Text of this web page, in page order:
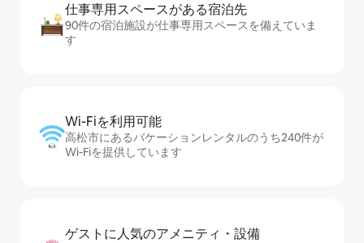
仕事専用ス⁠ペ⁠ー⁠スがあ⁠る宿⁠泊⁠先
90件の宿泊施設が仕事専用スペースを備えていま
す
Wi-Fiを利⁠用⁠可⁠能
高松市にあるバケーションレンタルのうち240件が
Wi-Fiを提供しています
ゲストに人⁠気⁠のア⁠メ⁠ニ⁠テ⁠ィ・設⁠備